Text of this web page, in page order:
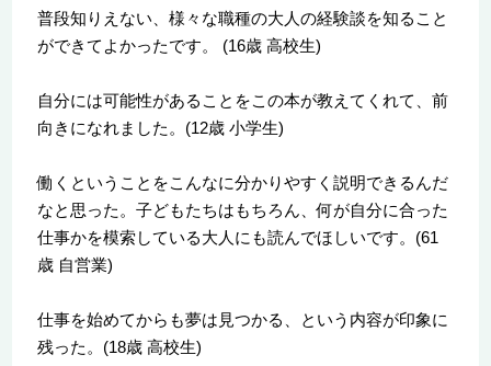
普段知りえない、様々な職種の大人の経験談を知ること
ができてよかったです。 (16歳 高校生)
自分には可能性があることをこの本が教えてくれて、前
向きになれました。(12歳 小学生)
働くということをこんなに分かりやすく説明できるんだ
なと思った。子どもたちはもちろん、何が自分に合った
仕事かを模索している大人にも読んでほしいです。(61
歳 自営業)
仕事を始めてからも夢は見つかる、という内容が印象に
残った。(18歳 高校生)